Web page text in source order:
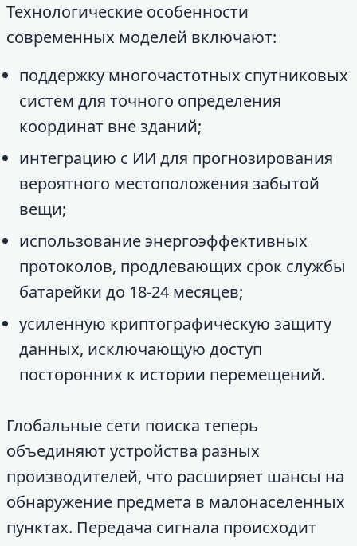
Технологические особенности
современных моделей включают:
поддержку многочастотных спутниковых
систем для точного определения
координат вне зданий;
интеграцию с ИИ для прогнозирования
вероятного местоположения забытой
вещи;
использование энергоэффективных
протоколов, продлевающих срок службы
батарейки до 18-24 месяцев;
усиленную криптографическую защиту
данных, исключающую доступ
посторонних к истории перемещений.
Глобальные сети поиска теперь
объединяют устройства разных
производителей, что расширяет шансы на
обнаружение предмета в малонаселенных
пунктах. Передача сигнала происходит